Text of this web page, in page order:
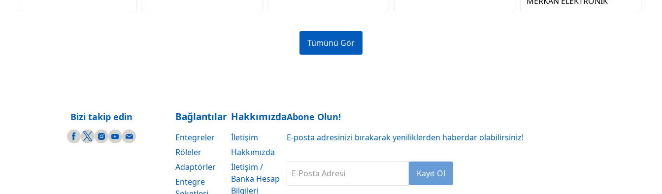
Tümünü Gör
Bizi takip edin Bağlantılar
Entegreler
Röleler
Adaptörler
Entegre
Hakkımızda
İletişim
Hakkımızda
İletişim /
Banka Hesap
Bilgileri
Abone Olun!
E-posta adresinizi bırakarak yeniliklerden haberdar olabilirsiniz!
E-Posta Adresi Kayıt Ol